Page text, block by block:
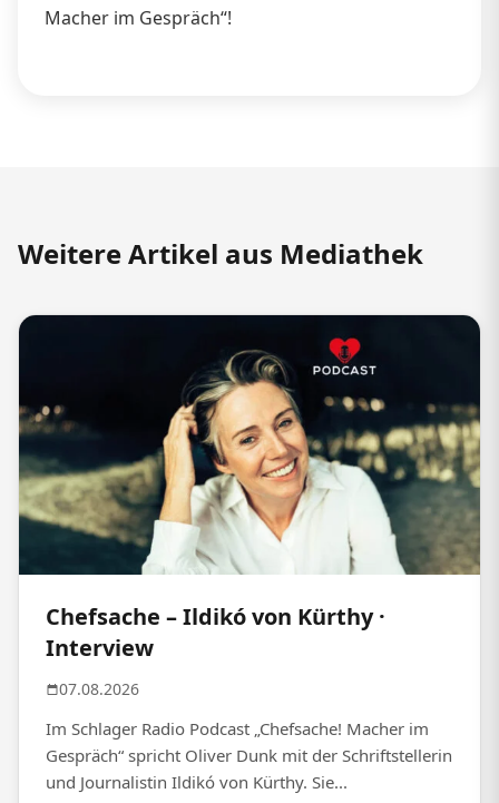
Macher im Gespräch“!
Weitere Artikel aus Mediathek
Chefsache – Ildikó von Kürthy ·
Interview
07.08.2026
Im Schlager Radio Podcast „Chefsache! Macher im
Gespräch“ spricht Oliver Dunk mit der Schriftstellerin
und Journalistin Ildikó von Kürthy. Sie...